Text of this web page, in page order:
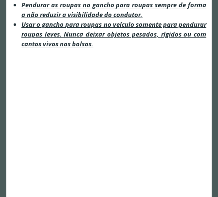
Pendurar as roupas no gancho para roupas sempre de forma
a não reduzir a visibilidade do condutor.
Usar o gancho para roupas no veículo somente para pendurar
roupas leves. Nunca deixar objetos pesados, rígidos ou com
cantos vivos nos bolsos.